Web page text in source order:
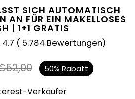
SICH AUTOMATISCH
AN FÜR EIN MAKELLOSES
| 1+1 GRATIS
4.7 ( 5.784 Bewertungen)
50% Rabatt
Verkäufer